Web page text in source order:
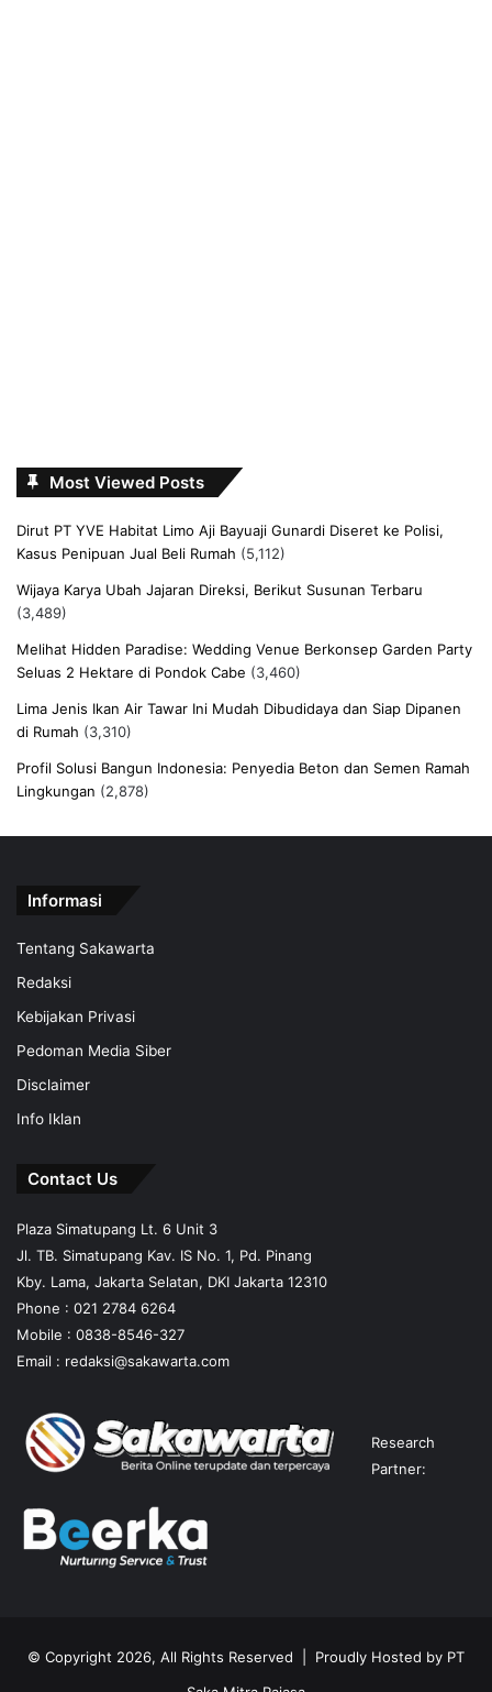
Most Viewed Posts
Dirut PT YVE Habitat Limo Aji Bayuaji Gunardi Diseret ke Polisi,
Kasus Penipuan Jual Beli Rumah (5,112)
Wijaya Karya Ubah Jajaran Direksi, Berikut Susunan Terbaru
(3,489)
Melihat Hidden Paradise: Wedding Venue Berkonsep Garden Party
Seluas 2 Hektare di Pondok Cabe (3,460)
Lima Jenis Ikan Air Tawar Ini Mudah Dibudidaya dan Siap Dipanen
di Rumah (3,310)
Profil Solusi Bangun Indonesia: Penyedia Beton dan Semen Ramah
Lingkungan (2,878)
Informasi
Tentang Sakawarta
Redaksi
Kebijakan Privasi
Pedoman Media Siber
Disclaimer
Info Iklan
Contact Us
Plaza Simatupang Lt. 6 Unit 3
Jl. TB. Simatupang Kav. IS No. 1, Pd. Pinang
Kby. Lama, Jakarta Selatan, DKI Jakarta 12310
Phone : 021 2784 6264
Mobile : 0838-8546-327
Email : redaksi@sakawarta.com
Research
Partner:
© Copyright 2026, All Rights Reserved | Proudly Hosted by PT